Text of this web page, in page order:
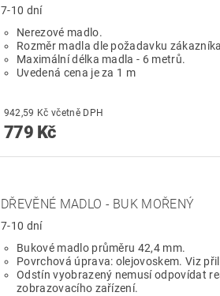
7-10 dní
Nerezové madlo.
Rozměr madla dle požadavku
Maximální délka madla - 6 metrů.
Uvedená cena je za 1 m
942,59 Kč včetně DPH
779 Kč
DŘEVĚNÉ MADLO - BUK MOŘENÝ
7-10 dní
Bukové madlo průměru 42,4 mm.
Povrchová úprava: olejovoskem. Viz
Odstín vyobrazený nemusí odpovídat
zobrazovacího zařízení.